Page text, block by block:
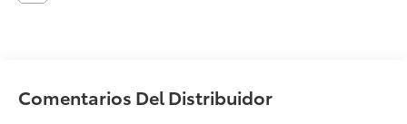
Comentarios Del Distribuidor